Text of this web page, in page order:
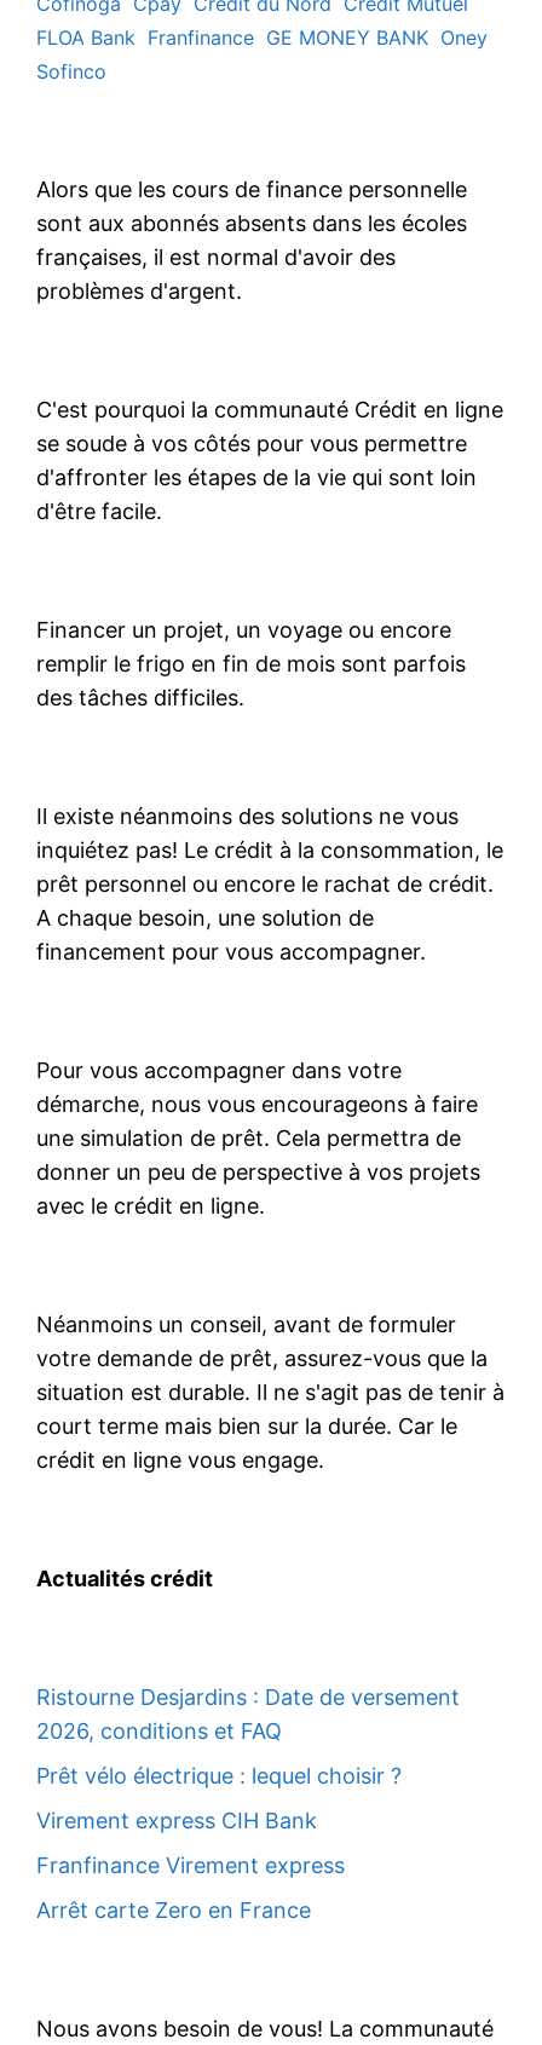
FLOA Bank Franfinance GE MONEY BANK Oney
Sofinco
Alors que les cours de finance personnelle
sont aux abonnés absents dans les écoles
françaises, il est normal d'avoir des
problèmes d'argent.
C'est pourquoi la communauté Crédit en ligne
se soude à vos côtés pour vous permettre
d'affronter les étapes de la vie qui sont loin
d'être facile.
Financer un projet, un voyage ou encore
remplir le frigo en fin de mois sont parfois
des tâches difficiles.
Il existe néanmoins des solutions ne vous
inquiétez pas! Le crédit à la consommation, le
prêt personnel ou encore le rachat de crédit.
A chaque besoin, une solution de
financement pour vous accompagner.
Pour vous accompagner dans votre
démarche, nous vous encourageons à faire
une simulation de prêt. Cela permettra de
donner un peu de perspective à vos projets
avec le crédit en ligne.
Néanmoins un conseil, avant de formuler
votre demande de prêt, assurez-vous que la
situation est durable. Il ne s'agit pas de tenir à
court terme mais bien sur la durée. Car le
crédit en ligne vous engage.
Actualités crédit
Ristourne Desjardins : Date de versement
2026, conditions et FAQ
Prêt vélo électrique : lequel choisir ?
Virement express CIH Bank
Franfinance Virement express
Arrêt carte Zero en France
Nous avons besoin de vous! La communauté